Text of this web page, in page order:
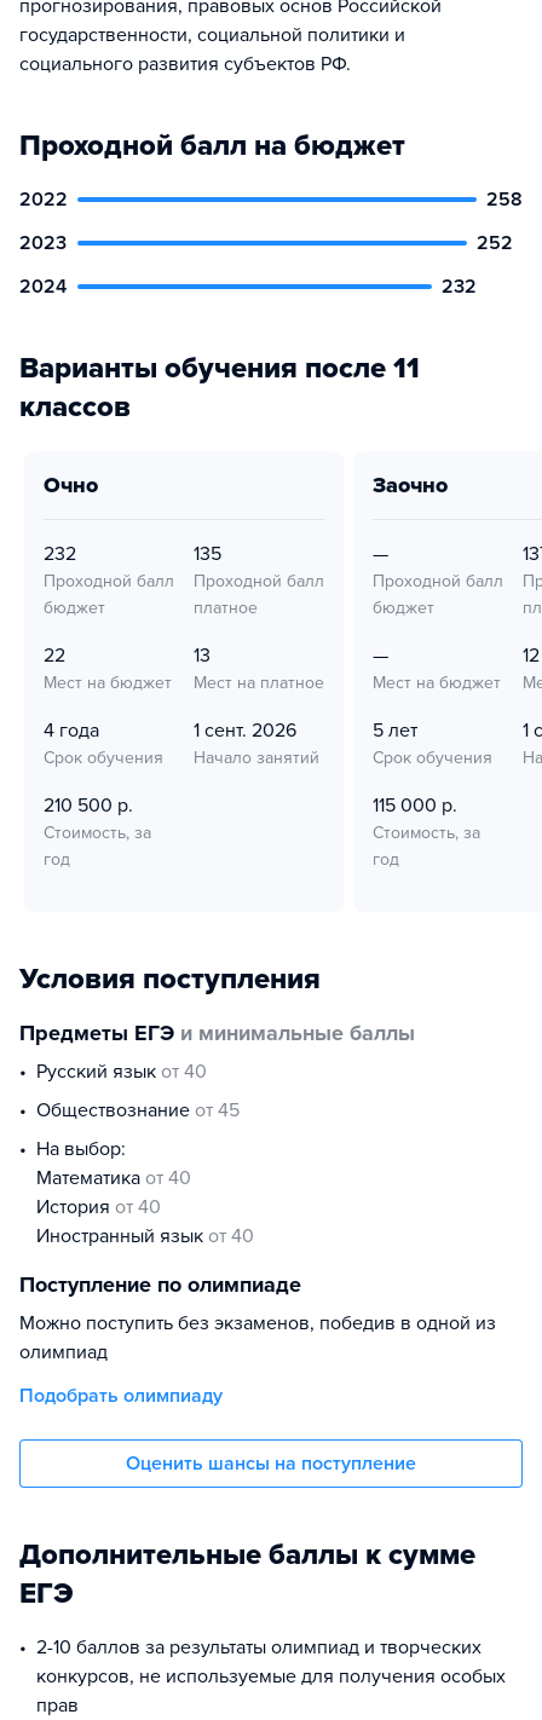
прогнозирования, правовых основ Российской
государственности, социальной политики и
социального развития субъектов РФ.
Проходной балл на бюджет
2022
258
2023
252
2024
232
Варианты обучения после 11
классов
очно
232
Проходной балл
бюджет
135
Проходной балл
платное
22
Мест на бюджет
13
Мест на платное
4 года
Срок обучения
1 сент. 2026
Начало занятий
210 500 р.
Стоимость, за
год
заочно
—
Проходной балл
бюджет
—
Мест на бюджет
12
5 лет
Срок обучения
1
115 000 р.
Стоимость, за
год
Условия поступления
Предметы ЕГЭ и минимальные баллы
русский язык от 40
обществознание от 45
На выбор:
математика от 40
история от 40
иностранный язык от 40
Поступление по олимпиаде
Можно поступить без экзаменов, победив в одной из
олимпиад
Подобрать олимпиаду
Оценить шансы на поступление
Дополнительные баллы к сумме
ЕГЭ
2-10 баллов за результаты олимпиад и творческих
конкурсов, не используемые для получения особых
прав